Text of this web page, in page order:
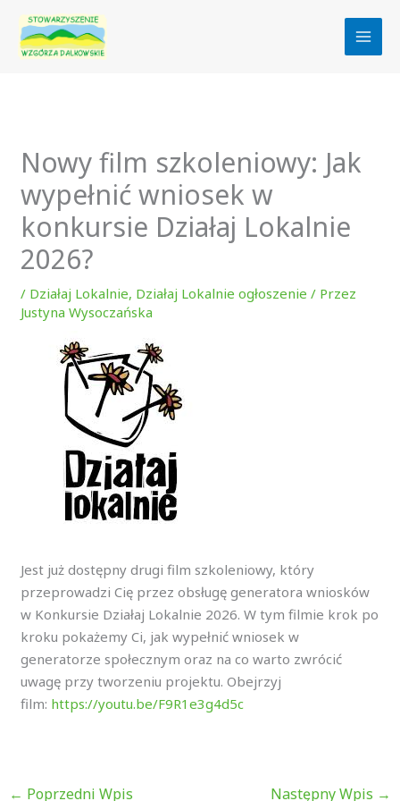
Przejdź
treści
Nowy film szkoleniowy: Jak
wypełnić wniosek w
konkursie Działaj Lokalnie
2026?
/ Działaj Lokalnie, Działaj Lokalnie ogłoszenie / Przez
Justyna Wysoczańska
Jest już dostępny drugi film szkoleniowy, który
przeprowadzi Cię przez obsługę generatora wniosków
w Konkursie Działaj Lokalnie 2026. W tym filmie krok po
kroku pokażemy Ci, jak wypełnić wniosek w
generatorze społecznym oraz na co warto zwrócić
uwagę przy tworzeniu projektu. Obejrzyj
film: https://youtu.be/F9R1e3g4d5c
← Poprzedni Wpis Następny Wpis →